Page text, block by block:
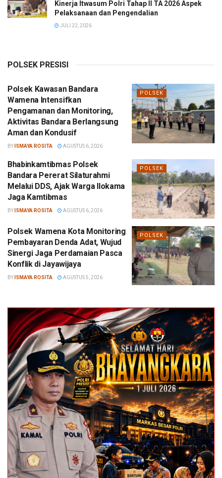
Kinerja Itwasum Polri Tahap II TA 2026 Aspek
Pelaksanaan dan Pengendalian
JULI 22, 2026
POLSEK PRESISI
POLSEK
Polsek Kawasan Bandara
Wamena Intensifkan
Pengamanan dan Monitoring,
Aktivitas Bandara Berlangsung
Aman dan Kondusif
BY ISMAYA ROSITA AGUSTUS 6, 2026
POLSEK
Bhabinkamtibmas Polsek
Bandara Pererat Silaturahmi
Melalui DDS, Ajak Warga Ilokama
Jaga Kamtibmas
BY ISMAYA ROSITA AGUSTUS 6, 2026
POLSEK
Polsek Wamena Kota Monitoring
Pembayaran Denda Adat, Wujud
Sinergi Jaga Perdamaian Pasca
Konflik di Jayawijaya
BY ISMAYA ROSITA AGUSTUS 5, 2026